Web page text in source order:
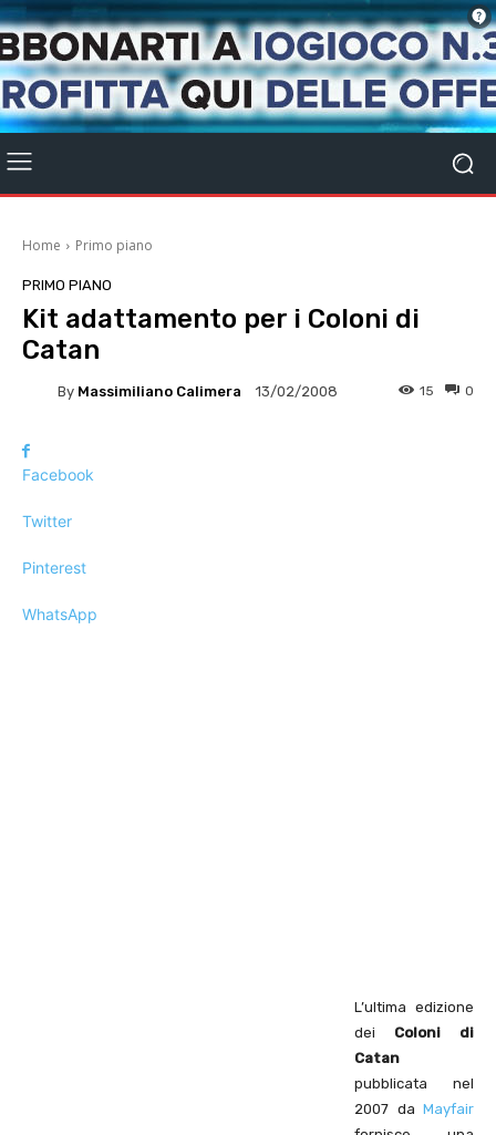
Home Primo piano
PRIMO PIANO
Kit adattamento per i Coloni di
Catan
By Massimiliano Calimera 13/02/2008 0
15
Facebook
Twitter
Pinterest
WhatsApp
L’ultima edizione
dei Coloni di
Catan
pubblicata nel
2007 da Mayfair